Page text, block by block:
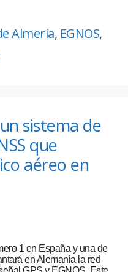
Almería, EGNOS,
sistema de
que
aéreo en
1 en España y una de
en Alemania la red